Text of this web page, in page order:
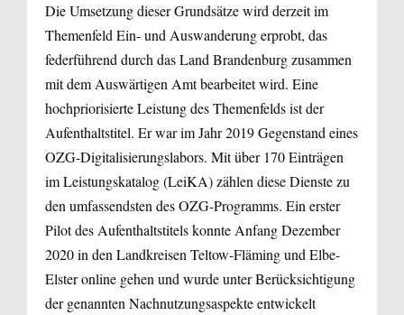
Die Umsetzung dieser Grundsätze wird derzeit im
Themenfeld Ein- und Auswanderung erprobt, das
federführend durch das Land Brandenburg zusammen
mit dem Auswärtigen Amt bearbeitet wird. Eine
hochpriorisierte Leistung des Themenfelds ist der
Aufenthaltstitel. Er war im Jahr 2019 Gegenstand eines
OZG-Digitalisierungslabors. Mit über 170 Einträgen
im Leistungskatalog (LeiKA) zählen diese Dienste zu
den umfassendsten des OZG-Programms. Ein erster
Pilot des Aufenthaltstitels konnte Anfang Dezember
2020 in den Landkreisen Teltow-Fläming und Elbe-
Elster online gehen und wurde unter Berücksichtigung
der genannten Nachnutzungsaspekte entwickelt